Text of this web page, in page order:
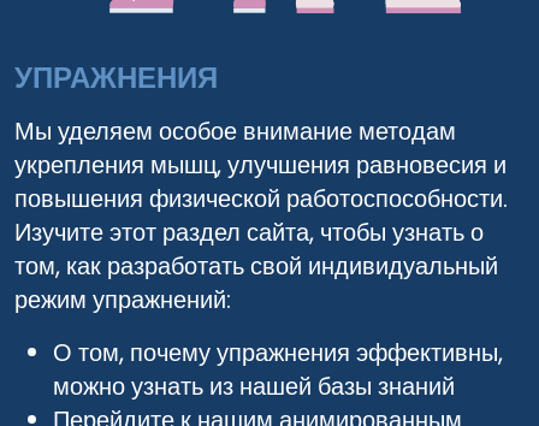
УПРАЖНЕНИЯ
Мы уделяем особое внимание методам
укрепления мышц, улучшения равновесия и
повышения физической работоспособности.
Изучите этот раздел сайта, чтобы узнать о
том, как разработать свой индивидуальный
режим упражнений:
О том, почему упражнения эффективны,
можно узнать из нашей базы знаний